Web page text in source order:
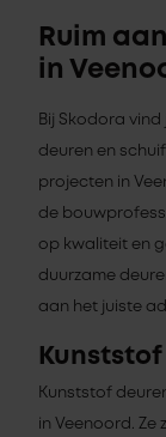
Ruim
in
Bij Skodora
deuren en
projecten in
de
op kwaliteit en
duurzame
aan het juiste
Kunststof
in Veenoord. Ze